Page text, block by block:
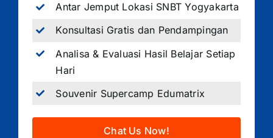
Antar Jemput Lokasi SNBT Yogyakarta
Konsultasi Gratis dan Pendampingan
Analisa & Evaluasi Hasil Belajar Setiap
Hari
Souvenir Supercamp Edumatrix
Chat Us Now!